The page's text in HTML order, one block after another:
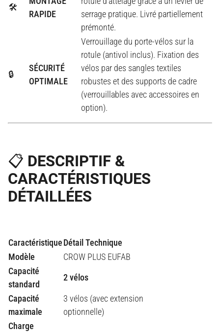
🛠️
RAPIDE
serrage pratique. Livré partiellement
prémonté.
🔒
SÉCURITÉ
OPTIMALE
Verrouillage du porte-vélos sur la
rotule (antivol inclus). Fixation des
vélos par des sangles textiles
robustes et des supports de cadre
(verrouillables avec accessoires en
option).
📋 DESCRIPTIF &
CARACTÉRISTIQUES
DÉTAILLÉES
CaractéristiqueDétail Technique
Modèle
CROW PLUS EUFAB
Capacité
standard
2 vélos
Capacité
maximale
3 vélos (avec extension
optionnelle)
Charge